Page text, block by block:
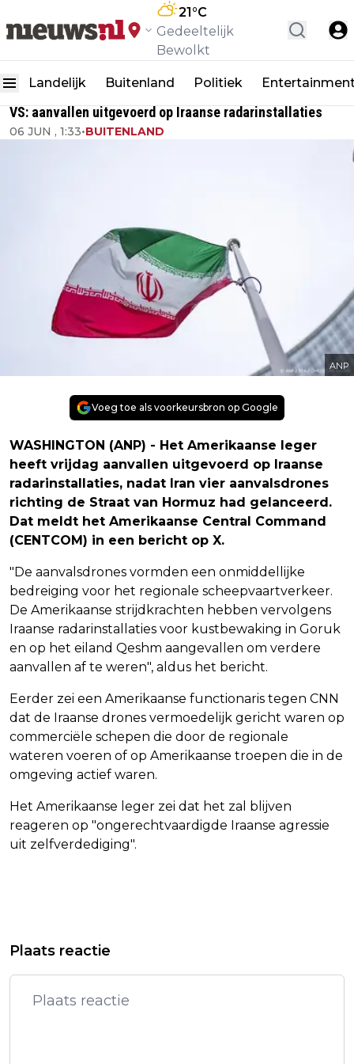
21°C
Gedeeltelijk
Bewolkt
Landelijk Buitenland Politiek
VS: aanvallen uitgevoerd op Iraanse radarinstallaties
06 JUN , 1:33•BUITENLAND
ANP
Voeg toe als voorkeursbron op Google
WASHINGTON (ANP) - Het Amerikaanse leger
heeft vrijdag aanvallen uitgevoerd op Iraanse
radarinstallaties, nadat Iran vier aanvalsdrones
richting de Straat van Hormuz had gelanceerd.
Dat meldt het Amerikaanse Central Command
(CENTCOM) in een bericht op X.
"De aanvalsdrones vormden een onmiddellijke
bedreiging voor het regionale scheepvaartverkeer.
De Amerikaanse strijdkrachten hebben vervolgens
Iraanse radarinstallaties voor kustbewaking in Goruk
en op het eiland Qeshm aangevallen om verdere
aanvallen af te weren", aldus het bericht.
Eerder zei een Amerikaanse functionaris tegen CNN
dat de Iraanse drones vermoedelijk gericht waren op
commerciële schepen die door de regionale
wateren voeren of op Amerikaanse troepen die in de
omgeving actief waren.
Het Amerikaanse leger zei dat het zal blijven
reageren op "ongerechtvaardigde Iraanse agressie
uit zelfverdediging".
MET DE OORLOG TEGEN IRAN
RAÚL CASTRO VERSCHIJNT OP DE
CUBAANSE STAATSTELEVISIE
Plaats reactie